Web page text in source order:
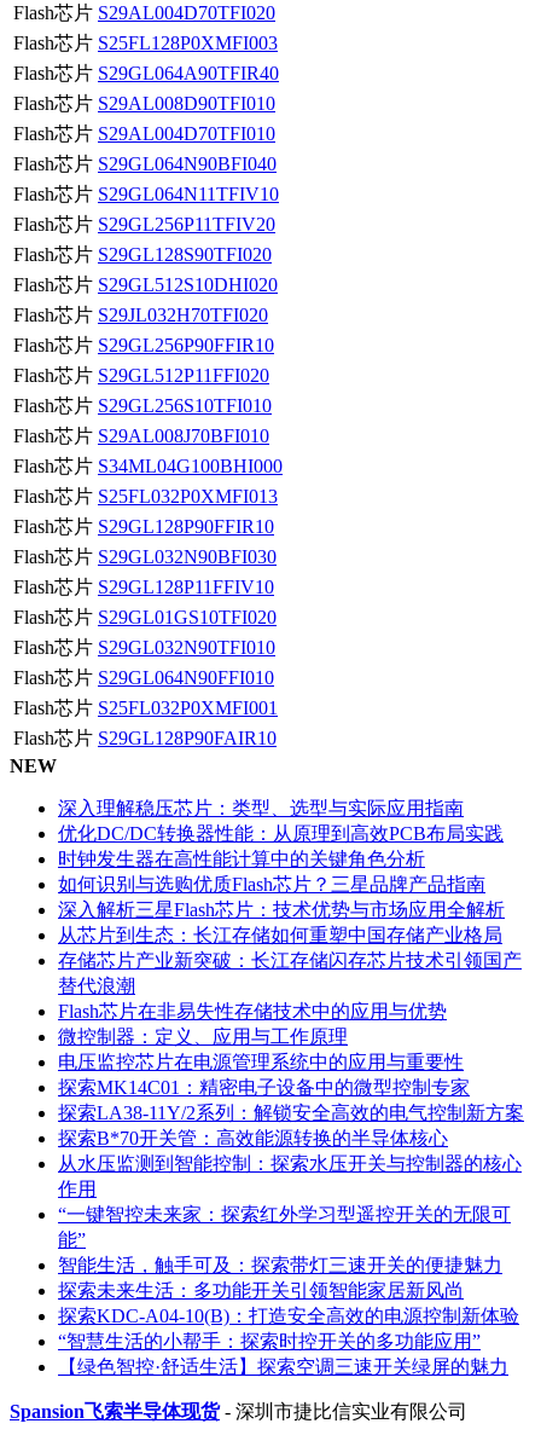
Flash芯片 S29AL004D70TFI020
Flash芯片 S25FL128P0XMFI003
Flash芯片 S29GL064A90TFIR40
Flash芯片 S29AL008D90TFI010
Flash芯片 S29AL004D70TFI010
Flash芯片 S29GL064N90BFI040
Flash芯片 S29GL064N11TFIV10
Flash芯片 S29GL256P11TFIV20
Flash芯片 S29GL128S90TFI020
Flash芯片 S29GL512S10DHI020
Flash芯片 S29JL032H70TFI020
Flash芯片 S29GL256P90FFIR10
Flash芯片 S29GL512P11FFI020
Flash芯片 S29GL256S10TFI010
Flash芯片 S29AL008J70BFI010
Flash芯片 S34ML04G100BHI000
Flash芯片 S25FL032P0XMFI013
Flash芯片 S29GL128P90FFIR10
Flash芯片 S29GL032N90BFI030
Flash芯片 S29GL128P11FFIV10
Flash芯片 S29GL01GS10TFI020
Flash芯片 S29GL032N90TFI010
Flash芯片 S29GL064N90FFI010
Flash芯片 S25FL032P0XMFI001
Flash芯片 S29GL128P90FAIR10
NEW
深入理解稳压芯片：类型、选型与实际应用指南
优化DC/DC转换器性能：从原理到高效PCB布局实践
时钟发生器在高性能计算中的关键角色分析
如何识别与选购优质Flash芯片？三星品牌产品指南
深入解析三星Flash芯片：技术优势与市场应用全解析
从芯片到生态：长江存储如何重塑中国存储产业格局
存储芯片产业新突破：长江存储闪存芯片技术引领国产
替代浪潮
Flash芯片在非易失性存储技术中的应用与优势
微控制器：定义、应用与工作原理
电压监控芯片在电源管理系统中的应用与重要性
探索MK14C01：精密电子设备中的微型控制专家
探索LA38-11Y/2系列：解锁安全高效的电气控制新方案
探索B*70开关管：高效能源转换的半导体核心
从水压监测到智能控制：探索水压开关与控制器的核心
作用
“一键智控未来家：探索红外学习型遥控开关的无限可
能”
智能生活，触手可及：探索带灯三速开关的便捷魅力
探索未来生活：多功能开关引领智能家居新风尚
探索KDC-A04-10(B)：打造安全高效的电源控制新体验
“智慧生活的小帮手：探索时控开关的多功能应用”
【绿色智控·舒适生活】探索空调三速开关绿屏的魅力
Spansion飞索半导体现货- 深圳市捷比信实业有限公司